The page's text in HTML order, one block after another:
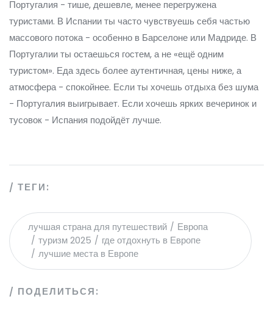
Португалия - тише, дешевле, менее перегружена
туристами. В Испании ты часто чувствуешь себя частью
массового потока - особенно в Барселоне или Мадриде. В
Португалии ты остаешься гостем, а не «ещё одним
туристом». Еда здесь более аутентичная, цены ниже, а
атмосфера - спокойнее. Если ты хочешь отдыха без шума
- Португалия выигрывает. Если хочешь ярких вечеринок и
тусовок - Испания подойдёт лучше.
ТЕГИ:
лучшая страна для путешествий
Европа
туризм 2025
где отдохнуть в Европе
лучшие места в Европе
ПОДЕЛИТЬСЯ: